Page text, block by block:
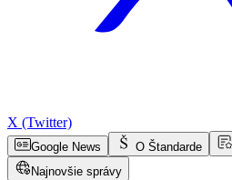
X (Twitter)
Google News O Štandarde
Najnovšie správy